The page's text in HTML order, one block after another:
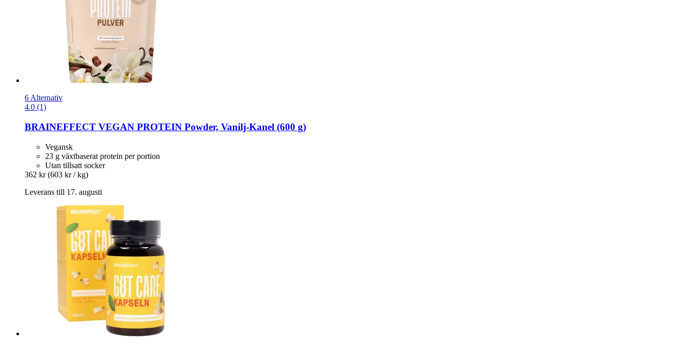
6 Alternativ
4.0 (1)
BRAINEFFECT VEGAN PROTEIN Powder, Vanilj-​Kanel (600 g)
Vegansk
23 g växtbaserat protein per portion
Utan tillsatt socker
362 kr (603 kr / kg)
Leverans till 17. augusti